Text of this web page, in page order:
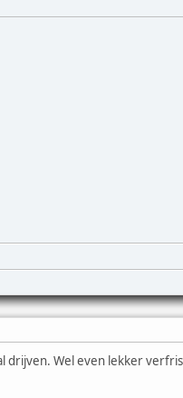
Wel even lekker